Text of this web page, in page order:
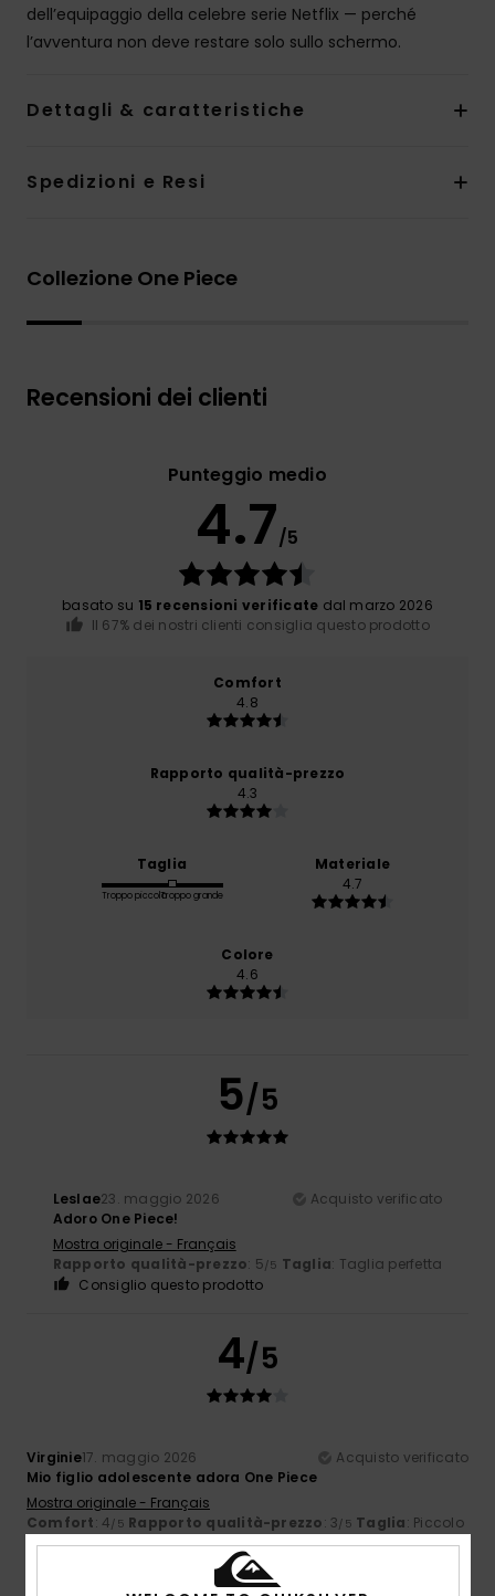
dell’equipaggio della celebre serie Netflix — perché
l’avventura non deve restare solo sullo schermo.
Dettagli & caratteristiche
Spedizioni e Resi
Collezione One Piece
Recensioni dei clienti
Punteggio medio
4.7/5
basato su 15 recensioni verificate dal marzo 2026
Il 67% dei nostri clienti consiglia questo prodotto
Comfort
4.8
Rapporto qualità-prezzo
4.3
Taglia
Troppo piccoloTroppo grande
Materiale
4.7
Colore
4.6
5/5
Leslae23. maggio 2026
Acquisto verificato
Adoro One Piece!
Mostra originale - Français
Rapporto qualità-prezzo: 5/5 Taglia: Taglia perfetta
Consiglio questo prodotto
4/5
Virginie17. maggio 2026
Acquisto verificato
Mio figlio adolescente adora One Piece
Mostra originale - Français
Comfort: 4/5 Rapporto qualità-prezzo: 3/5 Taglia: Piccolo
Materiale: 4/5 Colore: 3/5